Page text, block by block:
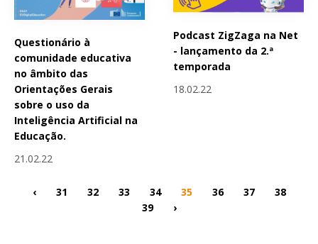
Questionário à
comunidade educativa
no âmbito das
Orientações Gerais
sobre o uso da
Inteligência Artificial na
Educação.
21.02.22
Podcast ZigZaga na Net
- lançamento da 2.ª
temporada
18.02.22
‹ 31 32 33 34 35 36 37
38
39
›